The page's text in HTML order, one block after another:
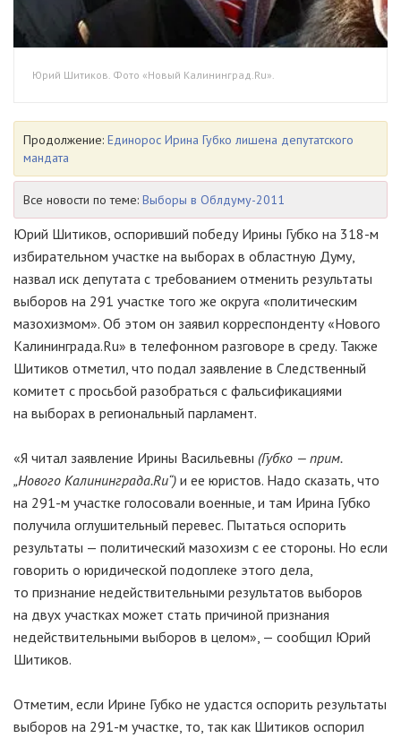
Юрий Шитиков. Фото «Новый Калининград.Ru».
Продолжение: Единорос Ирина Губко лишена депутатского
мандата
Все новости по теме: Выборы в Облдуму-2011
Юрий Шитиков, оспоривший победу Ирины Губко на 318-м
избирательном участке на выборах в областную Думу,
назвал иск депутата c требованием отменить результаты
выборов на 291 участке того же округа «политическим
мазохизмом». Об этом он заявил корреспонденту «Нового
Калининграда.Ru» в телефонном разговоре в среду. Также
Шитиков отметил, что подал заявление в Следственный
комитет с просьбой разобраться с фальсификациями
на выборах в региональный парламент.
«Я читал заявление Ирины Васильевны (Губко — прим.
„Нового Калининграда.Ru“) и ее юристов. Надо сказать, что
на 291-м участке голосовали военные, и там Ирина Губко
получила оглушительный перевес. Пытаться оспорить
результаты — политический мазохизм с ее стороны. Но если
говорить о юридической подоплеке этого дела,
то признание недействительными результатов выборов
на двух участках может стать причиной признания
недействительными выборов в целом», — сообщил Юрий
Шитиков.
Отметим, если Ирине Губко не удастся оспорить результаты
выборов на 291-м участке, то, так как Шитиков оспорил